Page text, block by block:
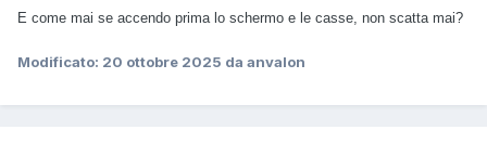
E come mai se accendo prima lo schermo e le casse, non scatta mai?
Modificato: 20 ottobre 2025 da anvalon